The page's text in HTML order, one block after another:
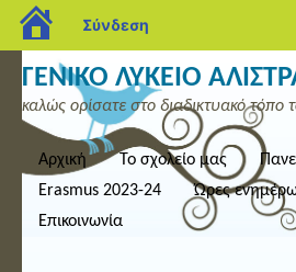
blogs.sch.gr
Σύνδεση
ΓΕΝΙΚΟ ΛΥΚΕΙΟ
καλώς ορίσατε στο διαδικτυακό τόπο
Αρχική Το σχολείο μας
Erasmus 2023-24
Ώρες
Επικοινωνία